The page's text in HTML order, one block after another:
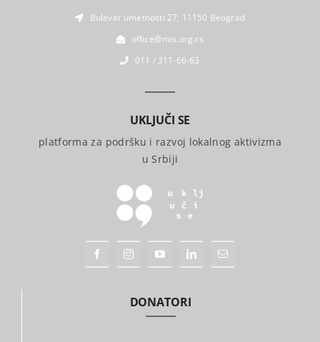
Bulevar umetnosti 27, 11150 Beograd
office@mis.org.rs
011 / 311-66-63
UKLJUČI SE
platforma za podršku i razvoj lokalnog aktivizma
u Srbiji
DONATORI